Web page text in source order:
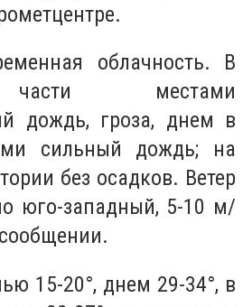
облачность. В
местами
дождь, гроза, днем в
сильный дождь; на
без осадков. Ветер
юго-западный, 5-10 м/
15-20°, днем 29-34°, в